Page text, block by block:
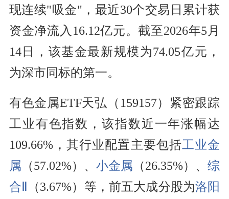
现连续"吸金"，最近30个交易日累计获
资金净流入16.12亿元。截至2026年5月
14日，该基金最新规模为74.05亿元，
为深市同标的第一。
有色金属ETF天弘（159157）紧密跟踪
工业有色指数，该指数近一年涨幅达
109.66%，其行业配置主要包括工业金
属 （57.02%）、 小金属 （26.35%）、综
合Ⅱ
（3.67%）等，前五大成分股为洛阳